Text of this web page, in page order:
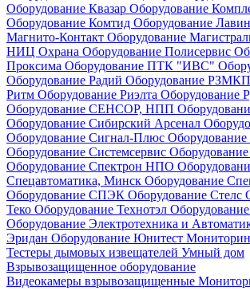
Оборудование Квазар Оборудование
Оборудование Комтид Оборудование
Магнито-Контакт Оборудование
НИЦ Охрана Оборудование Полисервис
Проксима Оборудование ПТК "ИВС"
Оборудование Радий Оборудование РЗМКП
Ритм Оборудование Риэлта Оборудование
Оборудование СЕНСОР, НПП
Оборудование Сибирский Арсенал
Оборудование Сигнал-Плюс
Оборудование Системсервис
Оборудование Спектрон НПО
Спецавтоматика, Минск Оборудование
Оборудование СПЭК Оборудование Стелс
Теко Оборудование Технотэл
Оборудование Электротехника и
Эридан Оборудование Юнитест
Тестеры дымовых извещателей Умный дом
Взрывозащищенное оборудование
Видеокамеры взрывозащищенные